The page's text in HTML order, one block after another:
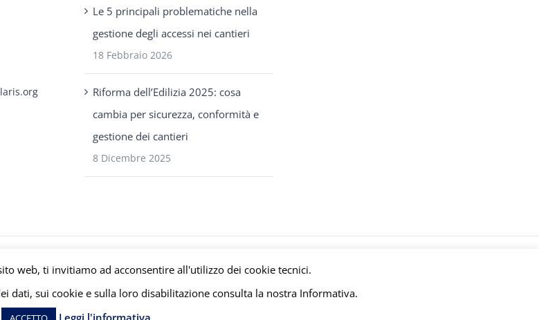
Le 5 principali problematiche nella
gestione degli accessi nei cantieri
18 Febbraio 2026
Riforma dell’Edilizia 2025: cosa
cambia per sicurezza, conformità e
gestione dei cantieri
8 Dicembre 2025
08671820010 |Privacy e Cookie Policy| Powered bymeltingmedia.it
web, ti invitiamo ad acconsentire all'utilizzo dei cookie tecnici.
dati, sui cookie e sulla loro disabilitazione consulta la nostra Informativa.
Leggi l'informativa